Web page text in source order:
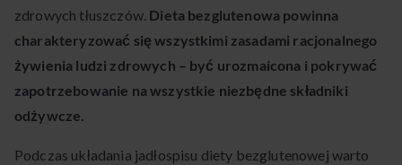
zdrowych tłuszczów. Dieta bezglutenowa powinna
charakteryzować się wszystkimi zasadami racjonalnego
żywienia ludzi zdrowych – być urozmaicona i pokrywać
zapotrzebowanie na wszystkie niezbędne składniki
odżywcze.
Podczas układania jadłospisu diety bezglutenowej warto